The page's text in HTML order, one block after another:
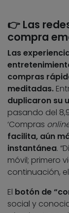
👉 Las
compra
Las
compras
meditadas.
duplicaron su
pasando del
‘Compras
facilita, aún
instantánea.
móvil; primero
continuación,
El botón de
social y